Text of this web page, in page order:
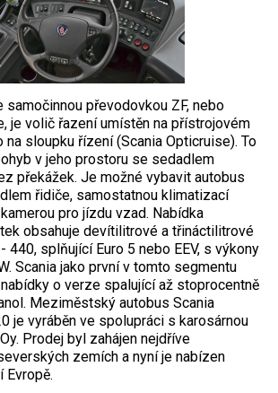
převodovkou ZF, nebo
je volič řazení umístěn na přístrojovém
na sloupku řízení (Scania Opticruise). To
v jeho prostoru se sedadlem
překážek. Je možné vybavit autobus
řidiče, samostatnou klimatizací
pro jízdu vzad. Nabídka
obsahuje devítilitrové a třináctilitrové
440, splňující Euro 5 nebo EEV, s výkony
Scania jako první v tomto segmentu
o verze spalující až stoprocentně
Meziměstský autobus Scania
je vyráběn ve spolupráci s karosárnou
Prodej byl zahájen nejdříve
zemích a nyní je nabízen
Evropě.